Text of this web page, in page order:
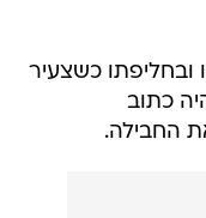
ובחליפתו כשצעיר
כתוב
החבילה.